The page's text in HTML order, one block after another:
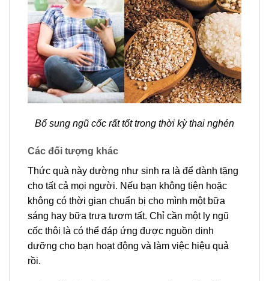
Bổ sung ngũ cốc rất tốt trong thời kỳ thai nghén
Các đối tượng khác
Thức quà này dường như sinh ra là để dành tặng
cho tất cả mọi người. Nếu bạn không tiện hoặc
không có thời gian chuẩn bị cho mình một bữa
sáng hay bữa trưa tươm tất. Chỉ cần một ly ngũ
cốc thôi là có thể đáp ứng được nguồn dinh
dưỡng cho bạn hoạt động và làm việc hiệu quả
rồi.